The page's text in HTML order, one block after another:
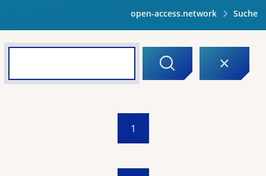
open-access.network Suche
1